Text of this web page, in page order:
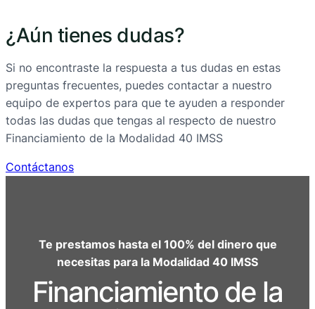
¿Aún tienes dudas?
Si no encontraste la respuesta a tus dudas en estas
preguntas frecuentes, puedes contactar a nuestro
equipo de expertos para que te ayuden a responder
todas las dudas que tengas al respecto de nuestro
Financiamiento de la Modalidad 40 IMSS
Contáctanos
Te prestamos hasta el 100% del dinero que
necesitas para la Modalidad 40 IMSS
Financiamiento de la